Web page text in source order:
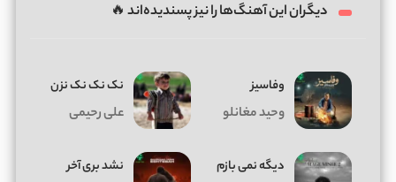
دیگران این آهنگ‌ها را نیز پسندیده‌اند 🔥
وفاسیز
وحید مغانلو
نک نک نک نزن
علی رحیمی
دیگه نمی بازم نشد بری آخر